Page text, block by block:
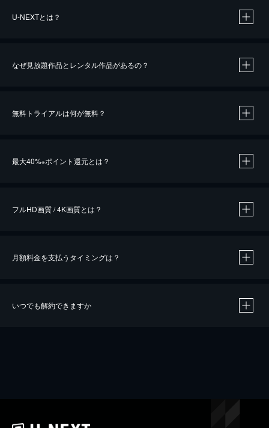
U-NEXTとは？
なぜ見放題作品とレンタル作品があるの？
無料トライアルは何が無料？
最大40%※ポイント還元とは？
※40％ポイント還元の対象は、クレジットカード決済による作品の購入 / レンタルです。
iOSアプリのUコイン決済による作品の購入 / レンタルは、20％のポイント還元です。
フルHD画質 / 4K画質とは？
月額料金を支払うタイミングは？
いつでも解約できますか